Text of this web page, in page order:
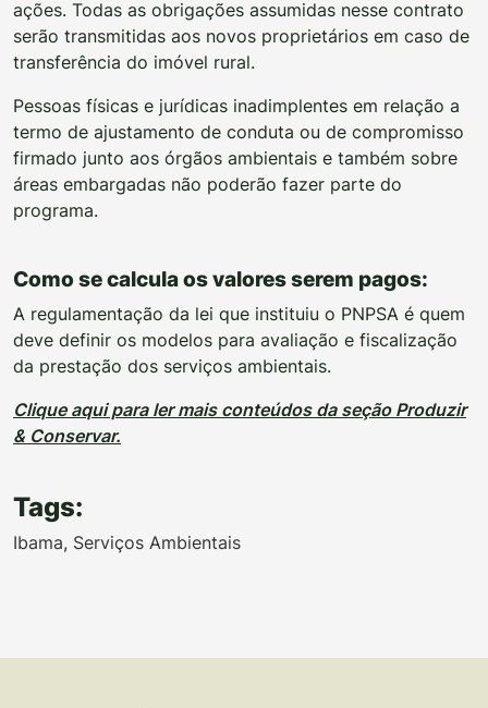
ações. Todas as obrigações assumidas nesse contrato
serão transmitidas aos novos proprietários em caso de
transferência do imóvel rural.
Pessoas físicas e jurídicas inadimplentes em relação a
termo de ajustamento de conduta ou de compromisso
firmado junto aos órgãos ambientais e também sobre
áreas embargadas não poderão fazer parte do
programa.
Como se calcula os valores serem pagos:
A regulamentação da lei que instituiu o PNPSA é quem
deve definir os modelos para avaliação e fiscalização
da prestação dos serviços ambientais.
Clique aqui para ler mais conteúdos da seção Produzir
& Conservar.
Tags:
Ibama, Serviços Ambientais